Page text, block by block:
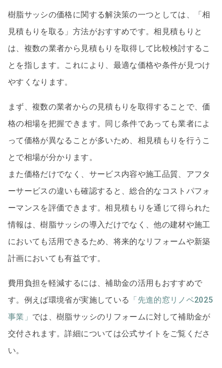
樹脂サッシの価格に関する解決策の一つとしては、「相
見積もりを取る」方法がおすすめです。相見積もりと
は、複数の業者から見積もりを取得して比較検討するこ
とを指します。これにより、最適な価格や条件が見つけ
やすくなります。
まず、複数の業者からの見積もりを取得することで、価
格の相場を把握できます。同じ条件であっても業者によ
って価格が異なることが多いため、相見積もりを行うこ
とで相場が分かります。
また価格だけでなく、サービス内容や施工品質、アフタ
ーサービスの違いも確認すると、総合的なコストパフォ
ーマンスを評価できます。相見積もりを通じて得られた
情報は、樹脂サッシの導入だけでなく、他の建材や施工
においても活用できるため、将来的なリフォームや新築
計画においても有益です。
費用負担を軽減するには、補助金の活用もおすすめで
す。例えば環境省が実施している 「先進的窓リノベ2025
事業」 では、樹脂サッシのリフォームに対して補助金が
交付されます。詳細については公式サイトをご覧くださ
い。